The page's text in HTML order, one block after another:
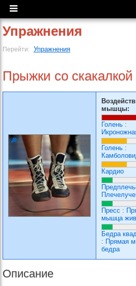
Упражнения
Перейти: Упражнения
Прыжки со скакалкой
мышцы:
Голень :
Голень :
Кардио
Пресс :
мышца
Бедра
: Прямая
бедра
Описание